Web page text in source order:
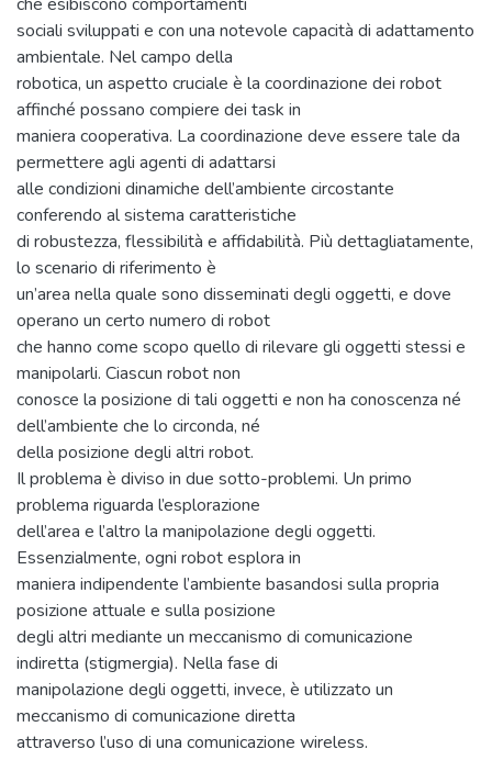
sociali sviluppati e con una notevole capacità di adattamento
ambientale. Nel campo della
robotica, un aspetto cruciale è la coordinazione dei robot
affinché possano compiere dei task in
maniera cooperativa. La coordinazione deve essere tale da
permettere agli agenti di adattarsi
alle condizioni dinamiche dell’ambiente circostante
conferendo al sistema caratteristiche
di robustezza, flessibilità e affidabilità. Più dettagliatamente,
lo scenario di riferimento è
un’area nella quale sono disseminati degli oggetti, e dove
operano un certo numero di robot
che hanno come scopo quello di rilevare gli oggetti stessi e
manipolarli. Ciascun robot non
conosce la posizione di tali oggetti e non ha conoscenza né
dell’ambiente che lo circonda, né
della posizione degli altri robot.
Il problema è diviso in due sotto-problemi. Un primo
problema riguarda l’esplorazione
dell’area e l’altro la manipolazione degli oggetti.
Essenzialmente, ogni robot esplora in
maniera indipendente l’ambiente basandosi sulla propria
posizione attuale e sulla posizione
degli altri mediante un meccanismo di comunicazione
indiretta (stigmergia). Nella fase di
manipolazione degli oggetti, invece, è utilizzato un
meccanismo di comunicazione diretta
attraverso l’uso di una comunicazione wireless.